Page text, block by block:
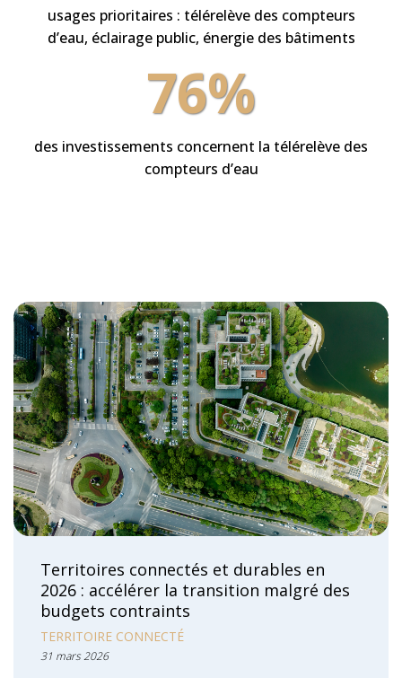
usages prioritaires : télérelève des compteurs
d’eau, éclairage public, énergie des bâtiments
76%
des investissements concernent la télérelève des
compteurs d’eau
Territoires connectés et durables en
2026 : accélérer la transition malgré des
budgets contraints
TERRITOIRE CONNECTÉ
31 mars 2026